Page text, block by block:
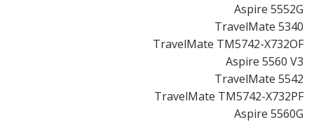
Aspire 5552G
TravelMate 5340
TravelMate TM5742-X732OF
Aspire 5560 V3
TravelMate 5542
TravelMate TM5742-X732PF
Aspire 5560G